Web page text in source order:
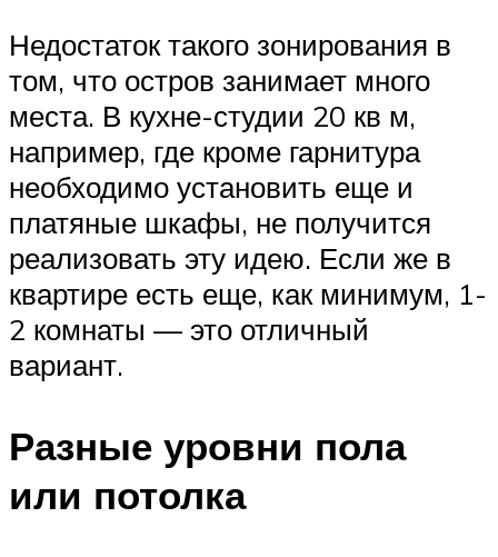
Недостаток такого зонирования в
том, что остров занимает много
места. В кухне-студии 20 кв м,
например, где кроме гарнитура
необходимо установить еще и
платяные шкафы, не получится
реализовать эту идею. Если же в
квартире есть еще, как минимум, 1-
2 комнаты — это отличный
вариант.
Разные уровни пола
или потолка